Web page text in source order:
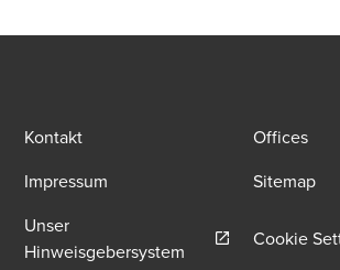
Kontakt
Offices
Impressum
Sitemap
Unser
Hinweisgebersystem Opens in a new
Cookie